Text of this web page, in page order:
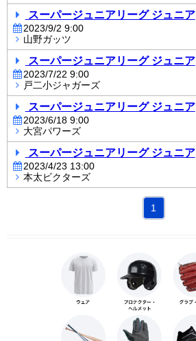
スーパージュニアリーグ ジュニア
2023/9/2 9:00
山野ガッツ
スーパージュニアリーグ ジュニア
2023/7/22 9:00
戸二小ジャガーズ
スーパージュニアリーグ ジュニア
2023/6/18 9:00
大宮パワーズ
スーパージュニアリーグ ジュニア
2023/4/23 13:00
本太ビクターズ
1